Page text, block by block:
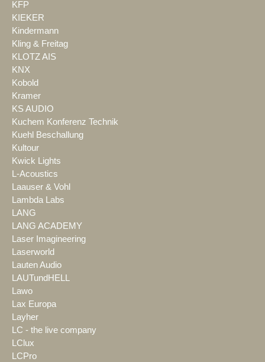
KFP
KIEKER
Kindermann
Kling & Freitag
KLOTZ AIS
KNX
Kobold
Kramer
KS AUDIO
Kuchem Konferenz Technik
Kuehl Beschallung
Kultour
Kwick Lights
L-Acoustics
Laauser & Vohl
Lambda Labs
LANG
LANG ACADEMY
Laser Imagineering
Laserworld
Lauten Audio
LAUTundHELL
Lawo
Lax Europa
Layher
LC - the live company
LClux
LCPro